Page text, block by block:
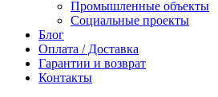
Промышленные объекты
Социальные проекты
Блог
Оплата / Доставка
Гарантии и возврат
Контакты